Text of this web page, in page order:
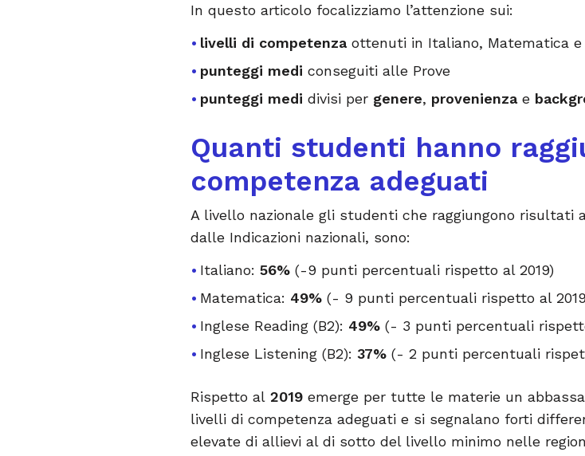
In questo articolo focalizziamo l’attenzione sui:
livelli di competenzaottenuti in Italiano, Matematica e
punteggi medi conseguiti alle Prove
punteggi medi divisi per genere, provenienzae
Quanti studenti hanno
competenza adeguati
A livello nazionale gli studenti che raggiungono risultati
dalle Indicazioni nazionali, sono:
Italiano: 56% (-9 punti percentuali rispetto al 2019)
Matematica: 49% (- 9 punti percentuali rispetto al
Inglese Reading (B2): 49% (- 3 punti percentuali
Inglese Listening (B2): 37% (- 2 punti percentuali
Rispetto al 2019 emerge per tutte le materie un
livelli di competenza adeguati e si segnalano forti
elevate di allievi al di sotto del livello minimo nelle